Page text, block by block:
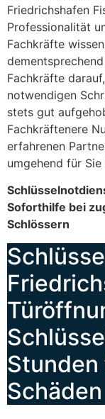
Friedrichshafen
Professionalität
Fachkräfte
Fachkräfte
notwendigen
stets gut
Fachkräftenere
erfahrenen
umgehend für Sie
Soforthilfe bei
Schlössern
Stunden